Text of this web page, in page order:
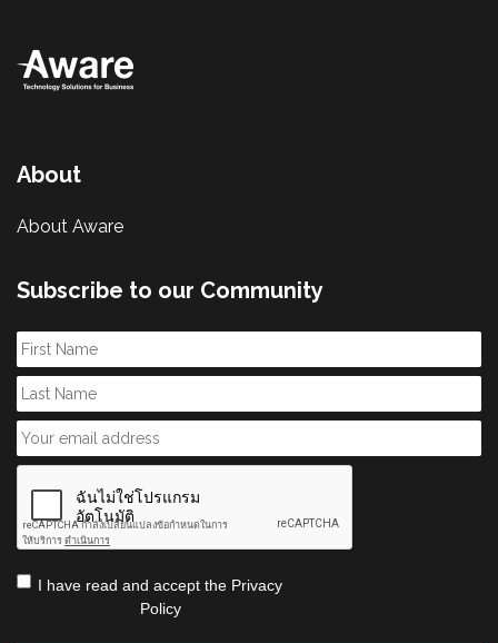
About
About Aware
Subscribe to our Community
First
Name
Last
Name
Email *
Privacy
I have read and accept the Privacy
Policy